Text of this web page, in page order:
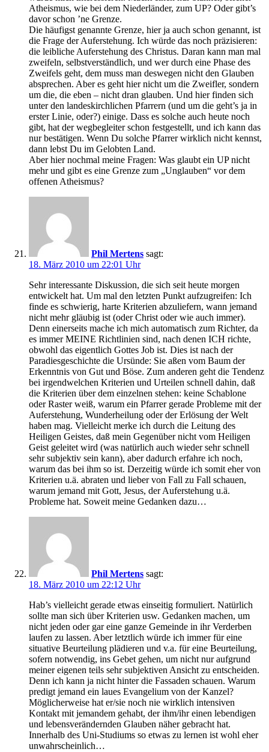
Atheismus, wie bei dem Niederländer, zum UP? Oder gibt’s
davor schon ’ne Grenze.
Die häufigst genannte Grenze, hier ja auch schon genannt, ist
die Frage der Auferstehung. Ich würde das noch präzisieren:
die leibliche Auferstehung des Christus. Daran kann man mal
zweifeln, selbstverständlich, und wer durch eine Phase des
Zweifels geht, dem muss man deswegen nicht den Glauben
absprechen. Aber es geht hier nicht um die Zweifler, sondern
um die, die eben – nicht dran glauben. Und hier finden sich
unter den landeskirchlichen Pfarrern (und um die geht’s ja in
erster Linie, oder?) einige. Dass es solche auch heute noch
gibt, hat der wegbegleiter schon festgestellt, und ich kann das
nur bestätigen. Wenn Du solche Pfarrer wirklich nicht kennst,
dann lebst Du im Gelobten Land.
Aber hier nochmal meine Fragen: Was glaubt ein UP nicht
mehr und gibt es eine Grenze zum „Unglauben“ vor dem
offenen Atheismus?
Phil Mertens sagt:
18. März 2010 um 22:01 Uhr
Sehr interessante Diskussion, die sich seit heute morgen
entwickelt hat. Um mal den letzten Punkt aufzugreifen: Ich
finde es schwierig, harte Kriterien abzuliefern, wann jemand
nicht mehr gläubig ist (oder Christ oder wie auch immer).
Denn einerseits mache ich mich automatisch zum Richter, da
es immer MEINE Richtlinien sind, nach denen ICH richte,
obwohl das eigentlich Gottes Job ist. Dies ist nach der
Paradiesgeschichte die Ursünde: Sie aßen vom Baum der
Erkenntnis von Gut und Böse. Zum anderen geht die Tendenz
bei irgendwelchen Kriterien und Urteilen schnell dahin, daß
die Kriterien über dem einzelnen stehen: keine Schablone
oder Raster weiß, warum ein Pfarrer gerade Probleme mit der
Auferstehung, Wunderheilung oder der Erlösung der Welt
haben mag. Vielleicht merke ich durch die Leitung des
Heiligen Geistes, daß mein Gegenüber nicht vom Heiligen
Geist geleitet wird (was natürlich auch wieder sehr schnell
sehr subjektiv sein kann), aber dadurch erfahre ich noch,
warum das bei ihm so ist. Derzeitig würde ich somit eher von
Kriterien u.ä. abraten und lieber von Fall zu Fall schauen,
warum jemand mit Gott, Jesus, der Auferstehung u.ä.
Probleme hat. Soweit meine Gedanken dazu…
Phil Mertens sagt:
18. März 2010 um 22:12 Uhr
Hab’s vielleicht gerade etwas einseitig formuliert. Natürlich
sollte man sich über Kriterien usw. Gedanken machen, um
nicht jeden oder gar eine ganze Gemeinde in ihr Verderben
laufen zu lassen. Aber letztlich würde ich immer für eine
situative Beurteilung plädieren und v.a. für eine Beurteilung,
sofern notwendig, ins Gebet gehen, um nicht nur aufgrund
meiner eigenen teils sehr subjektiven Ansicht zu entscheiden.
Denn ich kann ja nicht hinter die Fassaden schauen. Warum
predigt jemand ein laues Evangelium von der Kanzel?
Möglicherweise hat er/sie noch nie wirklich intensiven
Kontakt mit jemandem gehabt, der ihm/ihr einen lebendigen
und lebensverändernden Glauben näher gebracht hat.
Innerhalb des Uni-Studiums so etwas zu lernen ist wohl eher
unwahrscheinlich…